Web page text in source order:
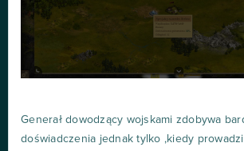
Generał dowodzący wojskami zdobywa
doświadczenia jednak tylko ,kiedy